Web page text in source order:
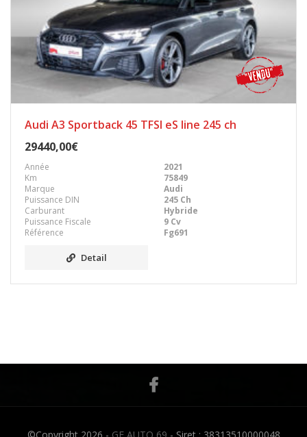
Audi A3 Sportback 45 TFSI eS line 245 ch
29440,00€
Année
2021
Km
75849
Marque
Audi
Puissance DIN
245 Ch
Carburant
Hybride
Puissance Fiscale
9 Cv
Référence
Fg691
Detail